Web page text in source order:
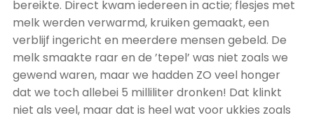
bereikte. Direct kwam iedereen in actie; flesjes met
melk werden verwarmd, kruiken gemaakt, een
verblijf ingericht en meerdere mensen gebeld. De
melk smaakte raar en de ’tepel’ was niet zoals we
gewend waren, maar we hadden ZO veel honger
dat we toch allebei 5 milliliter dronken! Dat klinkt
niet als veel, maar dat is heel wat voor ukkies zoals